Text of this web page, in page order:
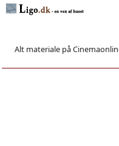
Alt materiale på